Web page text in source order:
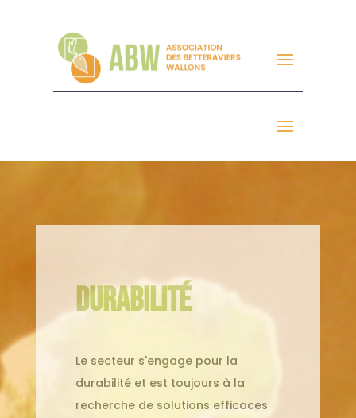
DURABILITÉ
Le secteur s'engage pour la
durabilité et est toujours à la
recherche de solutions efficaces